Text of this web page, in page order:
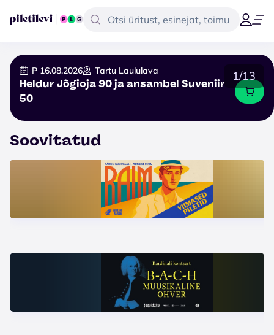
1/13
P 16.08.2026 Tartu Laululava
Heldur Jõgioja 90 ja ansambel Suveniir
50
Soovitatud